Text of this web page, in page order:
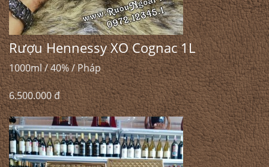
Rượu Hennessy XO Cognac 1L
1000ml / 40% / Pháp
6.500.000 đ